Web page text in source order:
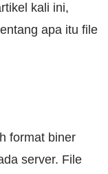
kali ini,
apa itu file
format biner
server. File